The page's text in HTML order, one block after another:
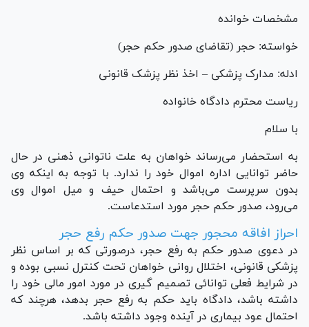
مشخصات خوانده
خواسته: حجر (تقاضای صدور حکم حجر)
ادله: مدارک پزشکی – اخذ نظر پزشک قانونی
ریاست محترم دادگاه خانواده
با سلام
به استحضار می‌رساند خواهان به علت ناتوانی ذهنی در حال
حاضر توانایی اداره اموال خود را ندارد. با توجه به اینکه وی
بدون سرپرست می‌باشد و احتمال حیف و میل اموال وی
می‌رود، صدور حکم حجر مورد استدعاست.
احراز افاقه محجور جهت صدور حکم رفع حجر
در دعوی صدور حکم به رفع حجر، درصورتی که بر اساس نظر
پزشکی قانونی، اختلال روانی خواهان تحت کنترل نسبی بوده و
در شرایط فعلی توانائی تصمیم گیری در مورد امور مالی خود را
داشته باشد، دادگاه باید حکم به رفع حجر بدهد، هرچند که
احتمال عود بیماری در آینده وجود داشته باشد.